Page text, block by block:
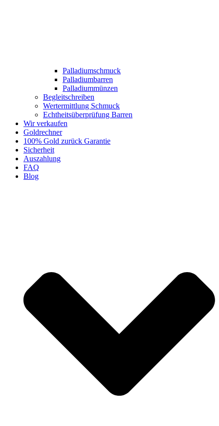
Palladiumschmuck
Palladiumbarren
Palladiummünzen
Begleitschreiben
Wertermittlung Schmuck
Echtheitsüberprüfung Barren
Wir verkaufen
Goldrechner
100% Gold zurück Garantie
Sicherheit
Auszahlung
FAQ
Blog